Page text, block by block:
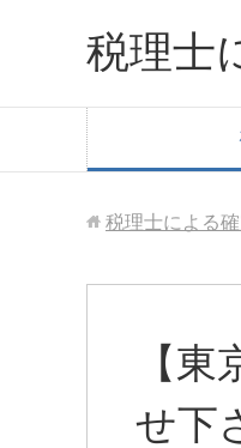
税理士
税理士による
【
せ下